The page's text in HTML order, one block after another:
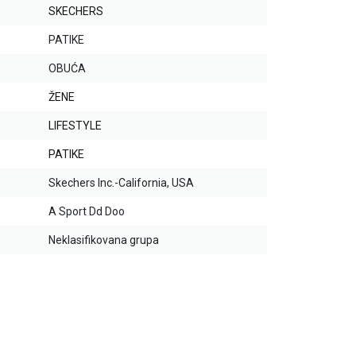
SKECHERS
PATIKE
OBUĆA
ŽENE
LIFESTYLE
PATIKE
Skechers Inc.-California, USA
A Sport Dd Doo
Neklasifikovana grupa